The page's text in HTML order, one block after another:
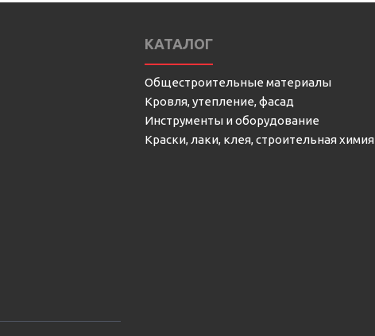
КАТАЛОГ
Общестроительные материалы
Кровля, утепление, фасад
Инструменты и оборудование
Краски, лаки, клея, строительная химия